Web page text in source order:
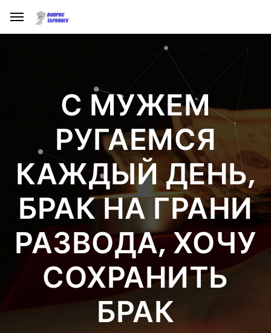
С МУЖЕМ
РУГАЕМСЯ
КАЖДЫЙ ДЕНЬ,
БРАК НА ГРАНИ
РАЗВОДА, ХОЧУ
СОХРАНИТЬ
БРАК